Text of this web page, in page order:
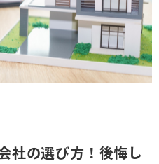
社の選び方！後悔し